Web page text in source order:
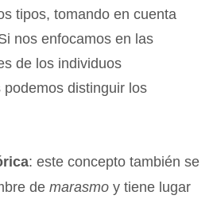
tipos, tomando en cuenta
nos enfocamos en las
de los individuos
distinguir los
: este concepto también se
demarasmo y tiene lugar